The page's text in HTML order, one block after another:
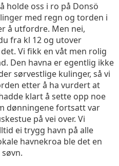
holde oss i ro på Donsö
med regn og torden i
å utfordre. Men nei,
fra kl 12 og utover
Vi fikk en våt men rolig
Den havna er egentlig ikke
sørvestlige kulinger, så vi
etter å ha vurdert at
klart å sette opp noe
dønningene fortsatt var
på vei over. Vi
ei trygg havn på alle
havnekroa ble det en